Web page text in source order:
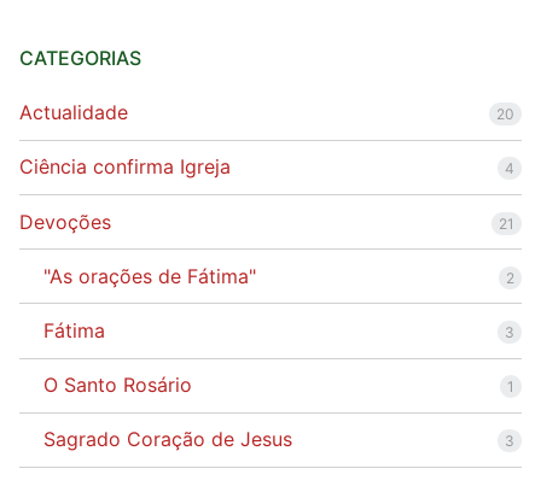
CATEGORIAS
Actualidade 20
Ciência confirma Igreja 4
Devoções 21
"As orações de Fátima" 2
Fátima 3
O Santo Rosário 1
Sagrado Coração de Jesus 3